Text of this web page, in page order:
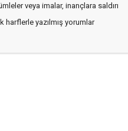
veya imalar, inançlara saldırı
harflerle yazılmış yorumlar